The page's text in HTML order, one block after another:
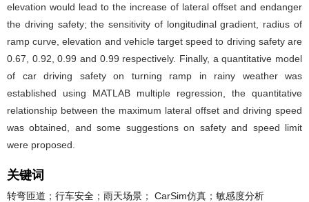
elevation would lead to the increase of lateral offset and endanger
the driving safety; the sensitivity of longitudinal gradient, radius of
ramp curve, elevation and vehicle target speed to driving safety are
0.67, 0.92, 0.99 and 0.99 respectively. Finally, a quantitative model
of car driving safety on turning ramp in rainy weather was
established using MATLAB multiple regression, the quantitative
relationship between the maximum lateral offset and driving speed
was obtained, and some suggestions on safety and speed limit
were proposed.
关键词
转弯匝道；行车安全；雨天场景； CarSim仿真；敏感度分析